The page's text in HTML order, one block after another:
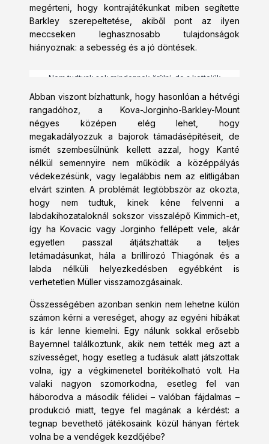
megérteni, hogy kontrajátékunkat miben segítette
Barkley szerepeltetése, akiből pont az ilyen
meccseken leghasznosabb tulajdonságok
hiányoznak: a sebesség és a jó döntések.
Nem tudtunk sok mindennek örülni, de a kettejük
Abban viszont bízhattunk, hogy hasonlóan a hétvégi
rangadóhoz, a Kova-Jorginho-Barkley-Mount
négyes középen elég lehet, hogy
megakadályozzuk a bajorok támadásépítéseit, de
ismét szembesülnünk kellett azzal, hogy Kanté
nélkül semennyire nem működik a középpályás
védekezésünk, vagy legalábbis nem az elitligában
elvárt szinten. A problémát legtöbbször az okozta,
hogy nem tudtuk, kinek kéne felvenni a
labdakihozataloknál sokszor visszalépő Kimmich-et,
így ha Kovacic vagy Jorginho fellépett vele, akár
egyetlen passzal átjátszhatták a teljes
letámadásunkat, hála a brillírozó Thiagónak és a
labda nélküli helyezkedésben egyébként is
verhetetlen Müller visszamozgásainak.
Összességében azonban senkin nem lehetne külön
számon kérni a vereséget, ahogy az egyéni hibákat
is kár lenne kiemelni. Egy nálunk sokkal erősebb
Bayernnel találkoztunk, akik nem tették meg azt a
szívességet, hogy esetleg a tudásuk alatt játszottak
volna, így a végkimenetel borítékolható volt. Ha
valaki nagyon szomorkodna, esetleg fel van
háborodva a második félidei – valóban fájdalmas –
produkció miatt, tegye fel magának a kérdést: a
tegnap bevethető játékosaink közül hányan fértek
volna be a vendégek kezdőjébe?